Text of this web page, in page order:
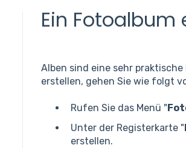
Ein Fotoalbum
Alben sind eine sehr
erstellen, gehen Sie wie folgt
Rufen Sie das Menü "
Unter der Registerkarte "
erstellen.